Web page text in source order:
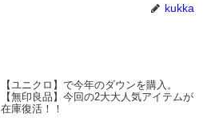
kukka
【ユニクロ】で今年のダウンを購入。
【無印良品】今回の2大大人気アイテムが
在庫復活！！